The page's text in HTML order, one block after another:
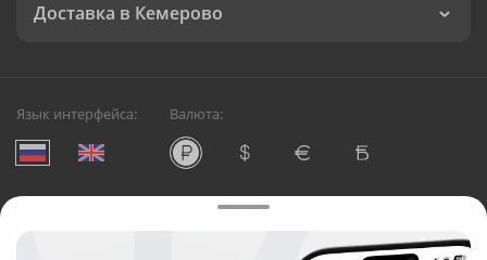
Доставка в Кемерово
Язык интерфейса: Валюта:
Служба круглосуточной доставки цветов в Кемерово
Русский Букет, 2026